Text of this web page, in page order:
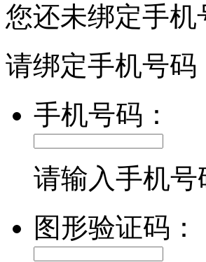
您还未绑定手机
请绑定手机号
手机号码：
请输入手机
图形验证码：